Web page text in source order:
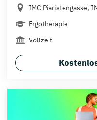
IMC Piaristengasse,
Ergotherapie
Vollzeit